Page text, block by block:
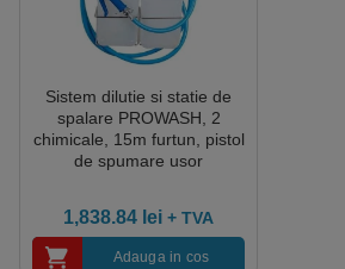
Sistem dilutie si statie de
spalare PROWASH, 2
chimicale, 15m furtun, pistol
de spumare usor
1,838.84 lei + TVA
Adauga in cos